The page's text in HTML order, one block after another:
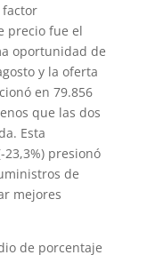
factor
precio fue el
oportunidad de
y la oferta
en 79.856
que las dos
Esta
presionó
de
mejores
de porcentaje